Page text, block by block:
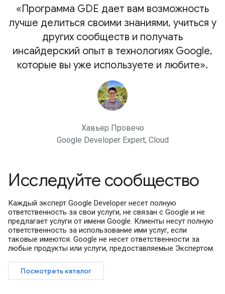
«Программа GDE дает вам возможность
лучше делиться своими знаниями, учиться у
других сообществ и получать
инсайдерский опыт в технологиях Google,
которые вы уже используете и любите».
Хавьер Провечо
Google Developer Expert, Cloud
Исследуйте сообщество
Каждый эксперт Google Developer несет полную
ответственность за свои услуги, не связан с Google и не
предлагает услуги от имени Google. Клиенты несут полную
ответственность за использование ими услуг, если
таковые имеются. Google не несет ответственности за
любые продукты или услуги, предоставляемые Экспертом.
Посмотреть каталог